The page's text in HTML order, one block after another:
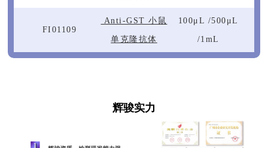
FI01109
Anti-GST 小鼠
单克隆抗体
100μL /500μL
/1mL
辉骏实力